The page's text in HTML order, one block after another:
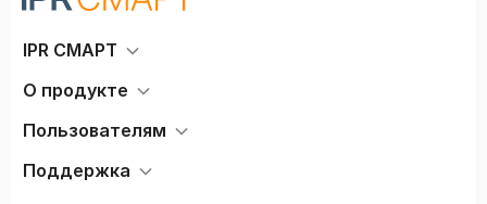
IPR СМАРТ
О продукте
Пользователям
Поддержка